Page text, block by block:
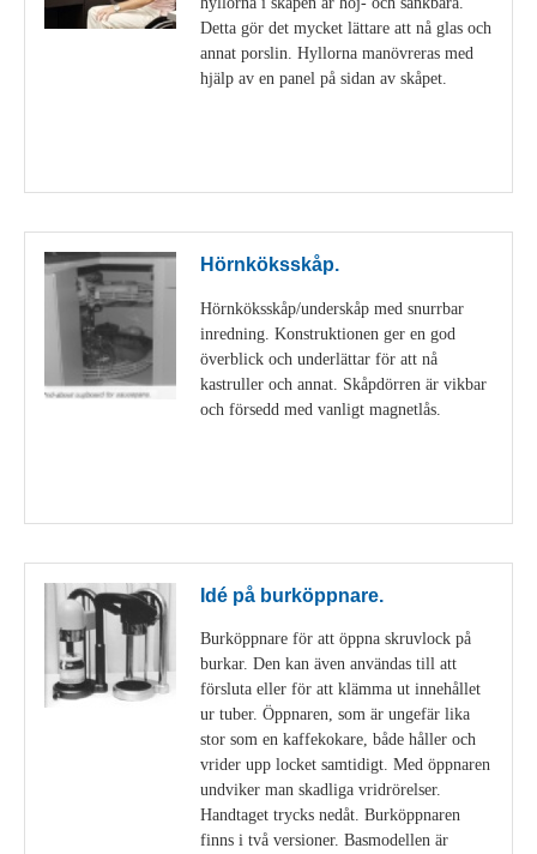
Detta gör det mycket lättare att nå glas och
annat porslin. Hyllorna manövreras med
hjälp av en panel på sidan av skåpet.
Hörnköksskåp.
Hörnköksskåp/underskåp med snurrbar
inredning. Konstruktionen ger en god
överblick och underlättar för att nå
kastruller och annat. Skåpdörren är vikbar
och försedd med vanligt magnetlås.
Idé på burköppnare.
Burköppnare för att öppna skruvlock på
burkar. Den kan även användas till att
försluta eller för att klämma ut innehållet
ur tuber. Öppnaren, som är ungefär lika
stor som en kaffekokare, både håller och
vrider upp locket samtidigt. Med öppnaren
undviker man skadliga vridrörelser.
Handtaget trycks nedåt. Burköppnaren
finns i två versioner. Basmodellen är